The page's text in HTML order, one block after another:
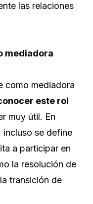
las relaciones
mediadora
como mediadora
este rol
muy útil. En
incluso se define
a participar en
la resolución de
transición de